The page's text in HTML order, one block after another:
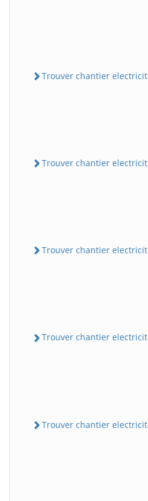
Trouver chantier
Trouver chantier
Trouver chantier
Trouver chantier
Trouver chantier electricite